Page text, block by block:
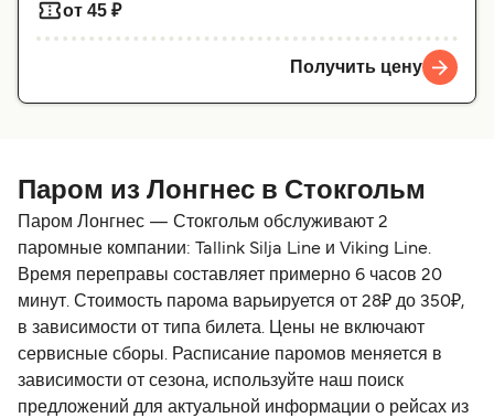
от 45 ₽
Получить цену
Паром из Лонгнес в Стокгольм
Паром Лонгнес — Стокгольм обслуживают 2
паромные компании: Tallink Silja Line и Viking Line.
Время переправы составляет примерно 6 часов 20
минут. Стоимость парома варьируется от 28₽ до 350₽,
в зависимости от типа билета. Цены не включают
сервисные сборы. Расписание паромов меняется в
зависимости от сезона, используйте наш поиск
предложений для актуальной информации о рейсах из